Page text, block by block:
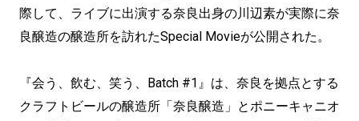
際して、ライブに出演する奈良出身の川辺素が実際に奈
良醸造の醸造所を訪れたSpecial Movieが公開された。
『会う、飲む、笑う、Batch #1』は、奈良を拠点とする
クラフトビールの醸造所「奈良醸造」とポニーキャニオ